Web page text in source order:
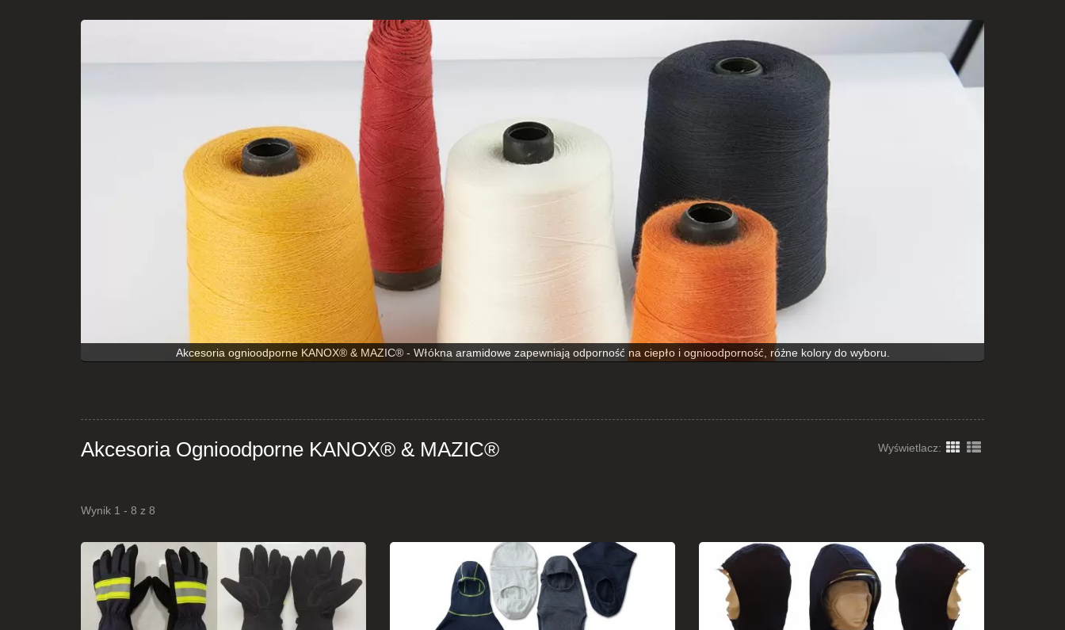
Akcesoria ognioodporne KANOX® & MAZIC® - Włókna aramidowe zapewniają odporność na ciepło i ognioodporność, różne kolory do wyboru.
Akcesoria Ognioodporne KANOX® & MAZIC® Wyświetlacz:
Wynik 1 - 8 z 8